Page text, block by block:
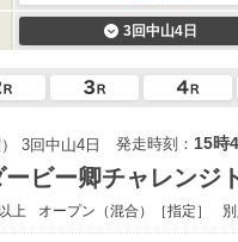
3回中山4日
3回中山4日 発走時刻： 15時
ービー卿チャレンジ
上 オープン （混合）［指定］